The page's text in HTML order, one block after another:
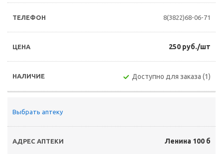
8(3822)68-06-71
250 руб./шт
Доступно для заказа (1)
Выбрать аптеку
Ленина 100 б